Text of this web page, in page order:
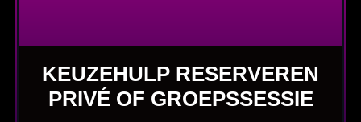
KEUZEHULP RESERVEREN
PRIVÉ OF GROEPSSESSIE